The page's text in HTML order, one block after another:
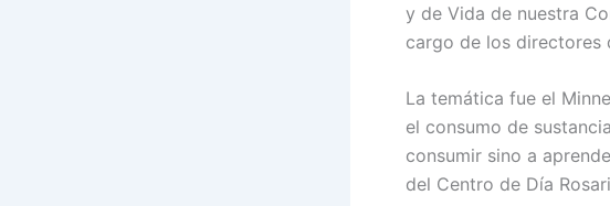
y de Vida de nuestra
cargo de los directores
La temática fue el
el consumo de
consumir sino a
del Centro de Día